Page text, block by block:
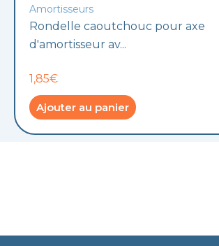
Amortisseurs
Rondelle caoutchouc pour axe
d'amortisseur av...
1,85€
Ajouter au panier